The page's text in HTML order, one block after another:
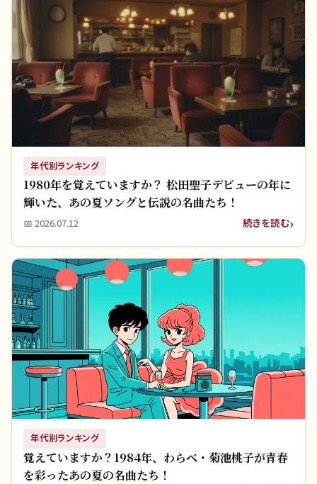
年代別ランキング
1980年を覚えていますか？ 松田聖子デビューの年に
輝いた、あの夏ソングと伝説の名曲たち！
📅 2026.07.12 続きを読む
年代別ランキング
覚えていますか？1984年、わらべ・菊池桃子が青春
を彩ったあの夏の名曲たち！